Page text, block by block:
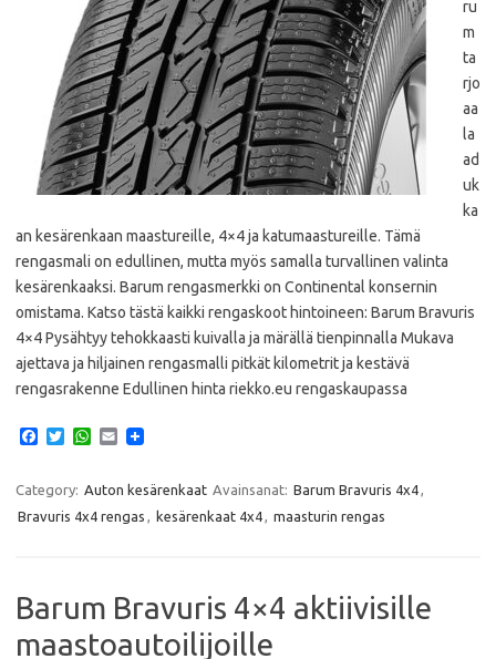
ru
m
ta
rjo
aa
la
ad
uk
ka
an kesärenkaan maastureille, 4×4 ja katumaastureille. Tämä
rengasmali on edullinen, mutta myös samalla turvallinen valinta
kesärenkaaksi. Barum rengasmerkki on Continental konsernin
omistama. Katso tästä kaikki rengaskoot hintoineen: Barum Bravuris
4×4 Pysähtyy tehokkaasti kuivalla ja märällä tienpinnalla Mukava
ajettava ja hiljainen rengasmalli pitkät kilometrit ja kestävä
rengasrakenne Edullinen hinta riekko.eu rengaskaupassa
e
o
T
t
e
W
t
s
A
E
i
Category: Auton kesärenkaat Avainsanat: Barum Bravuris 4x4
Bravuris 4x4 rengas
kesärenkaat 4x4 maasturin rengas
Barum Bravuris 4×4 aktiivisille
maastoautoilijoille